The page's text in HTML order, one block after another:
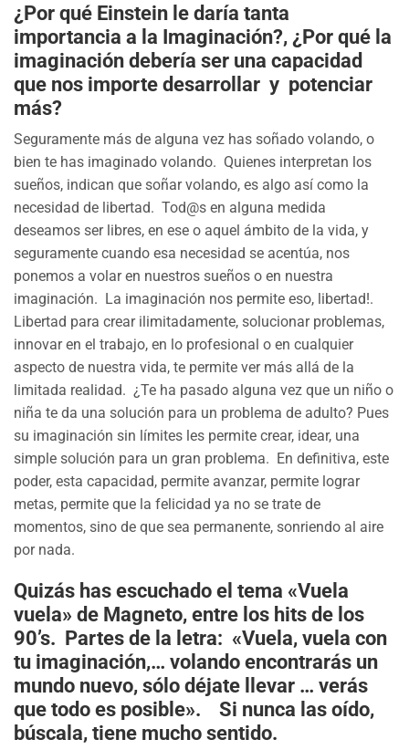
¿Por qué Einstein le daría tanta
importancia a la Imaginación?, ¿Por qué la
imaginación debería ser una capacidad
que nos importe desarrollar y potenciar
más?
Seguramente más de alguna vez has soñado volando, o
bien te has imaginado volando. Quienes interpretan los
sueños, indican que soñar volando, es algo así como la
necesidad de libertad. Tod@s en alguna medida
deseamos ser libres, en ese o aquel ámbito de la vida, y
seguramente cuando esa necesidad se acentúa, nos
ponemos a volar en nuestros sueños o en nuestra
imaginación. La imaginación nos permite eso, libertad!.
Libertad para crear ilimitadamente, solucionar problemas,
innovar en el trabajo, en lo profesional o en cualquier
aspecto de nuestra vida, te permite ver más allá de la
limitada realidad. ¿Te ha pasado alguna vez que un niño o
niña te da una solución para un problema de adulto? Pues
su imaginación sin límites les permite crear, idear, una
simple solución para un gran problema. En definitiva, este
poder, esta capacidad, permite avanzar, permite lograr
metas, permite que la felicidad ya no se trate de
momentos, sino de que sea permanente, sonriendo al aire
por nada.
Quizás has escuchado el tema «Vuela
vuela» de Magneto, entre los hits de los
90’s. Partes de la letra: «Vuela, vuela con
tu imaginación,… volando encontrarás un
mundo nuevo, sólo déjate llevar … verás
que todo es posible». Si nunca las oído,
búscala, tiene mucho sentido.